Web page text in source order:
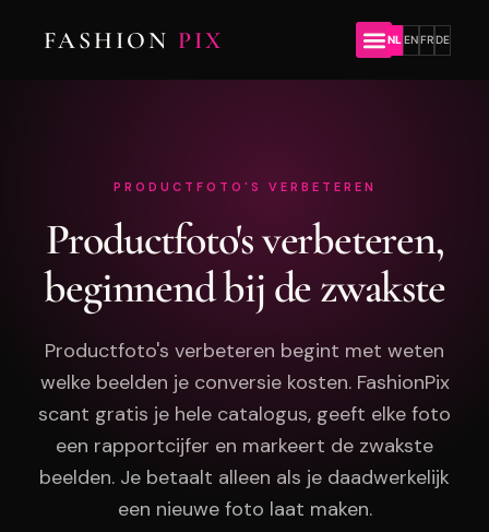
FASHION PIX NL ENFRDE
PRODUCTFOTO'S VERBETEREN
Productfoto's verbeteren,
beginnend bij de zwakste
Productfoto's verbeteren begint met weten
welke beelden je conversie kosten. FashionPix
scant gratis je hele catalogus, geeft elke foto
een rapportcijfer en markeert de zwakste
beelden. Je betaalt alleen als je daadwerkelijk
een nieuwe foto laat maken.